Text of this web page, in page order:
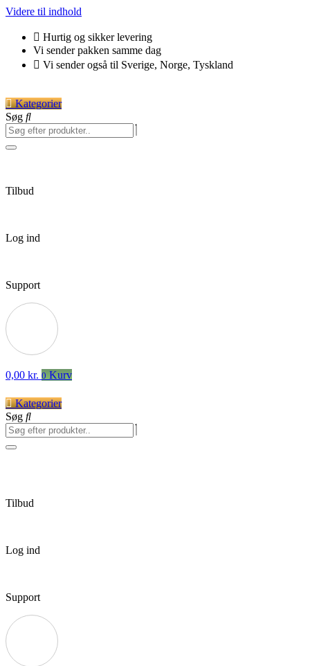
Videre til indhold
Hurtig og sikker levering
Vi sender pakken samme dag
Vi sender også til Sverige, Norge, Tyskland
Kategorier
Søg
Tilbud
Log ind
Support
0,00 kr. 0 Kurv
Kategorier
Søg
Tilbud
Log ind
Support